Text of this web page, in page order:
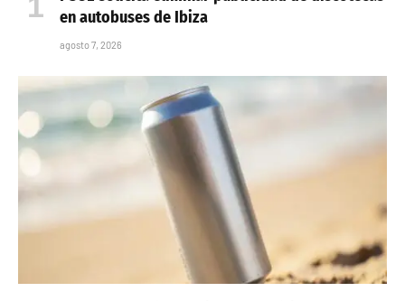
en autobuses de Ibiza
agosto 7, 2026